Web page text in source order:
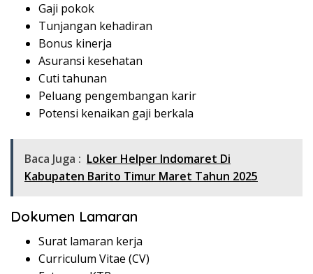
Gaji pokok
Tunjangan kehadiran
Bonus kinerja
Asuransi kesehatan
Cuti tahunan
Peluang pengembangan karir
Potensi kenaikan gaji berkala
Baca Juga : Loker Helper Indomaret Di
Kabupaten Barito Timur Maret Tahun 2025
Dokumen Lamaran
Surat lamaran kerja
Curriculum Vitae (CV)